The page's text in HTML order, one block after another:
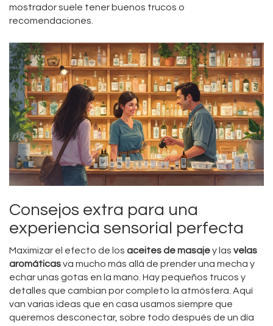
mostrador suele tener buenos trucos o
recomendaciones.
Consejos extra para una
experiencia sensorial perfecta
Maximizar el efecto de los aceites de masajey las velas
aromáticasva mucho más allá de prender una mecha y
echar unas gotas en la mano. Hay pequeños trucos y
detalles que cambian por completo la atmósfera. Aquí
van varias ideas que en casa usamos siempre que
queremos desconectar, sobre todo después de un día